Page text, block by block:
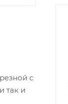
с
так и